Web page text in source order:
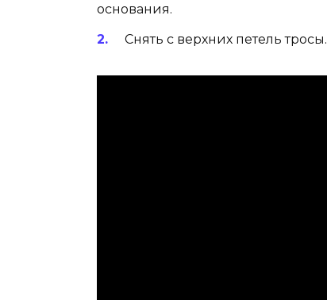
основания.
Снять с верхних петель тросы.